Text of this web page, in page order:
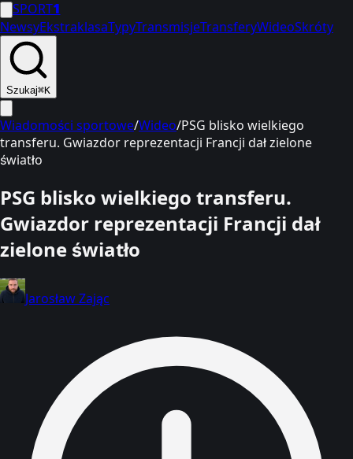
SPORT1
NewsyEkstraklasaTypyTransmisjeTransferyWideoSkróty
Szukaj⌘K
Wiadomości sportowe/Wideo/PSG blisko wielkiego
transferu. Gwiazdor reprezentacji Francji dał zielone
światło
PSG blisko wielkiego transferu.
Gwiazdor reprezentacji Francji dał
zielone światło
Jarosław Zając